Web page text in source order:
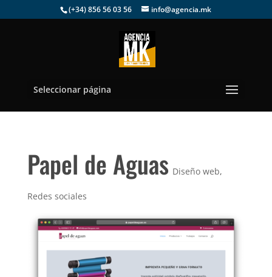
(+34) 856 56 03 56 info@agencia.mk
Seleccionar página
Papel de Aguas Diseño web,
Redes sociales